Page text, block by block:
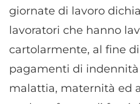
giornate di lavoro
lavoratori che hanno
cartolarmente, al fine
pagamenti di
malattia, maternità ed